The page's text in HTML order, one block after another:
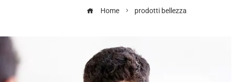
Home prodotti bellezza